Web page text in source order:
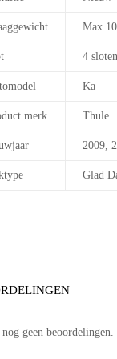
Max
4 sloten
Ka
merk Thule
2009,
Glad
geen beoordelingen.